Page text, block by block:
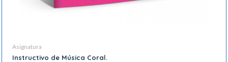
Asignatura
Instructivo de Música Coral.